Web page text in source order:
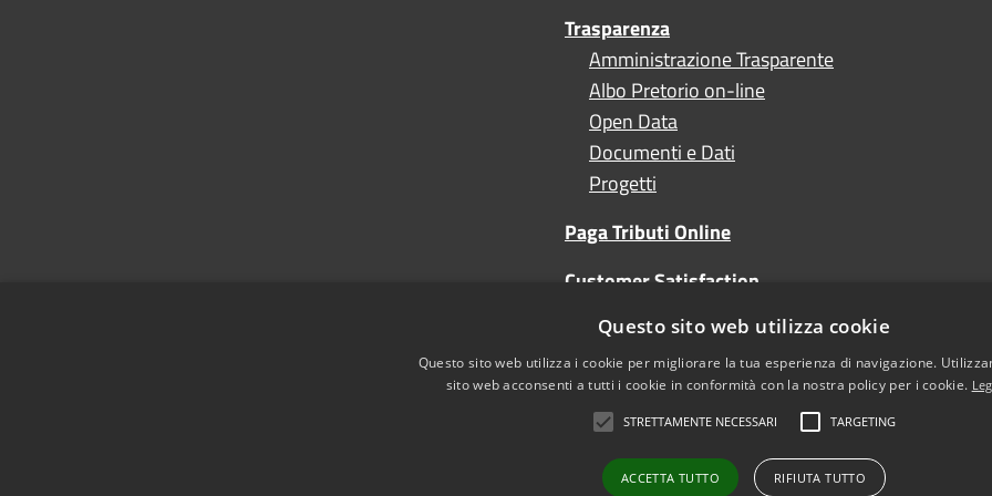
Trasparenza
Amministrazione Trasparente
Albo Pretorio on-line
Open Data
Documenti e Dati
Progetti
Paga Tributi Online
Customer Satisfaction
Turismo
Questo sito web utilizza cookie
Questo sito web utilizza i cookie per migliorare la tua esperienza di navigazione.
sito web acconsenti a tutti i cookie in conformità con la nostra policy per i cookie.
STRETTAMENTE NECESSARI TARGETING
ACCETTA TUTTO RIFIUTA TUTTO